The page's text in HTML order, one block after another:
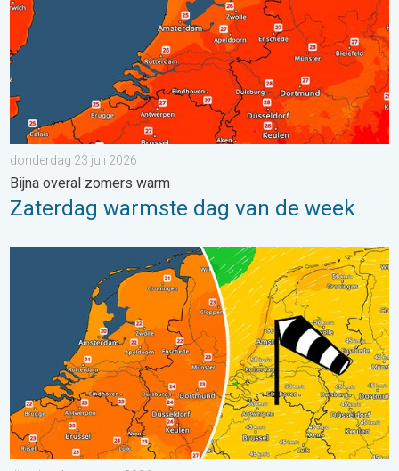
donderdag 23 juli 2026
Bijna overal zomers warm
Zaterdag warmste dag van de week
Koeler weer op komst. Maxima onder 25 graden. . . dinsdag